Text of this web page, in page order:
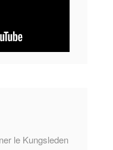
le Kungsleden